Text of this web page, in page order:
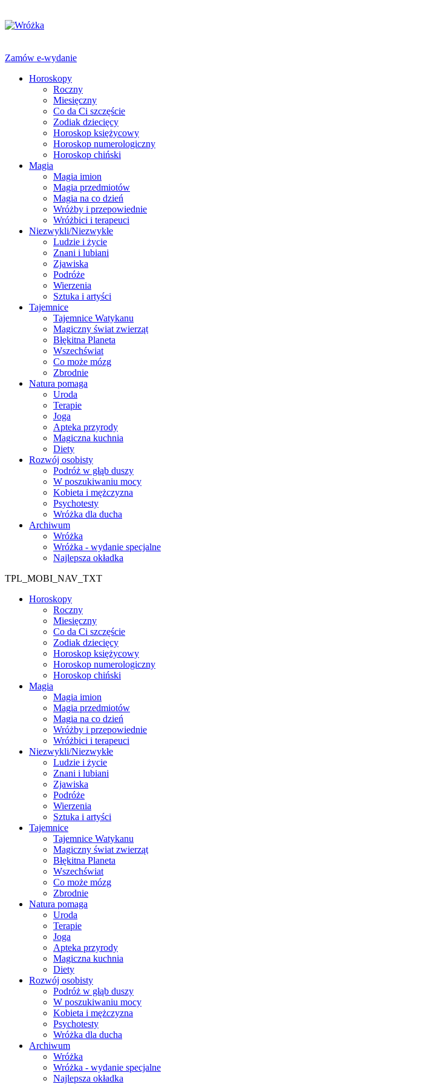
Zamów e-wydanie
Horoskopy
Roczny
Miesięczny
Co da Ci szczęście
Zodiak dziecięcy
Horoskop księżycowy
Horoskop numerologiczny
Horoskop chiński
Magia
Magia imion
Magia przedmiotów
Magia na co dzień
Wróżby i przepowiednie
Wróżbici i terapeuci
Niezwykli/Niezwykłe
Ludzie i życie
Znani i lubiani
Zjawiska
Podróże
Wierzenia
Sztuka i artyści
Tajemnice
Tajemnice Watykanu
Magiczny świat zwierząt
Błękitna Planeta
Wszechświat
Co może mózg
Zbrodnie
Natura pomaga
Uroda
Terapie
Joga
Apteka przyrody
Magiczna kuchnia
Diety
Rozwój osobisty
Podróż w głąb duszy
W poszukiwaniu mocy
Kobieta i mężczyzna
Psychotesty
Wróżka dla ducha
Archiwum
Wróżka
Wróżka - wydanie specjalne
Najlepsza okładka
TPL_MOBI_NAV_TXT
Horoskopy
Roczny
Miesięczny
Co da Ci szczęście
Zodiak dziecięcy
Horoskop księżycowy
Horoskop numerologiczny
Horoskop chiński
Magia
Magia imion
Magia przedmiotów
Magia na co dzień
Wróżby i przepowiednie
Wróżbici i terapeuci
Niezwykli/Niezwykłe
Ludzie i życie
Znani i lubiani
Zjawiska
Podróże
Wierzenia
Sztuka i artyści
Tajemnice
Tajemnice Watykanu
Magiczny świat zwierząt
Błękitna Planeta
Wszechświat
Co może mózg
Zbrodnie
Natura pomaga
Uroda
Terapie
Joga
Apteka przyrody
Magiczna kuchnia
Diety
Rozwój osobisty
Podróż w głąb duszy
W poszukiwaniu mocy
Kobieta i mężczyzna
Psychotesty
Wróżka dla ducha
Archiwum
Wróżka
Wróżka - wydanie specjalne
Najlepsza okładka